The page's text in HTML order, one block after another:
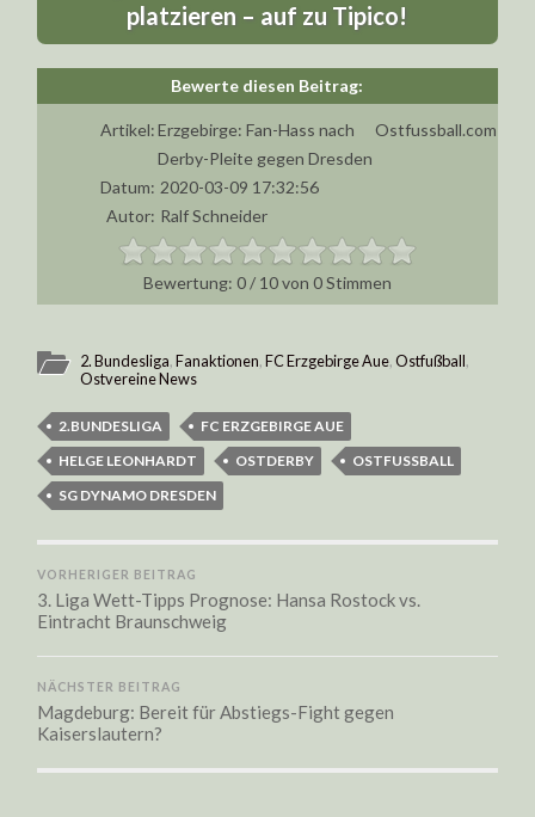
platzieren – auf zu Tipico!
Artikel:Erzgebirge: Fan-Hass nach
Derby-Pleite gegen Dresden
Ostfussball.com
Datum: 2020-03-09 17:32:56
Autor: Ralf Schneider
0/ 10von 0Stimmen
2. Bundesliga,Fanaktionen,FC Erzgebirge Aue,Ostfußball,
Ostvereine News
2.BUNDESLIGA
FC ERZGEBIRGE AUE
HELGE LEONHARDT
OSTDERBY
OSTFUSSBALL
SG DYNAMO DRESDEN
VORHERIGER BEITRAG
3. Liga Wett-Tipps Prognose: Hansa Rostock vs.
Eintracht Braunschweig
NÄCHSTER BEITRAG
Magdeburg: Bereit für Abstiegs-Fight gegen
Kaiserslautern?